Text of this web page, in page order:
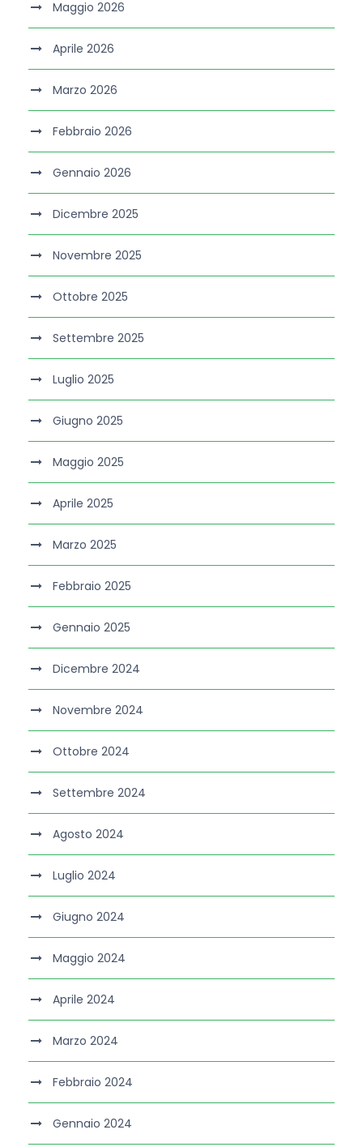
Maggio 2026
Aprile 2026
Marzo 2026
Febbraio 2026
Gennaio 2026
Dicembre 2025
Novembre 2025
Ottobre 2025
Settembre 2025
Luglio 2025
Giugno 2025
Maggio 2025
Aprile 2025
Marzo 2025
Febbraio 2025
Gennaio 2025
Dicembre 2024
Novembre 2024
Ottobre 2024
Settembre 2024
Agosto 2024
Luglio 2024
Giugno 2024
Maggio 2024
Aprile 2024
Marzo 2024
Febbraio 2024
Gennaio 2024